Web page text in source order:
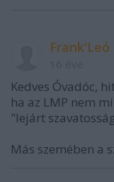
Frank'Leó
Kedves Óvadóc,
ha az LMP nem
"lejárt
Más szemében a